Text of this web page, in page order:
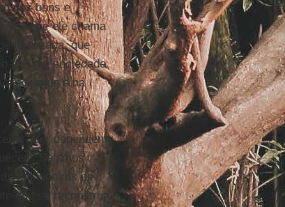
bens e
é o que ele chama
que
de uma sociedade
autonomia e na
"Ser dependente
Sejamos,
prisioneiros de
que se reconstrua